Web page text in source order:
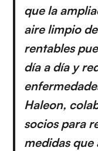
que la
aire limpio
rentables
día a día y
Haleon,
socios para
medidas que